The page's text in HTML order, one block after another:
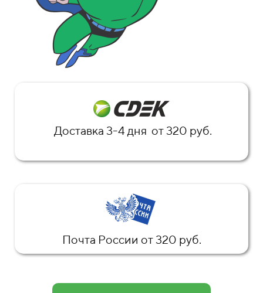
Доставка 3-4 дня от 320 руб.
Почта России от 320 руб.